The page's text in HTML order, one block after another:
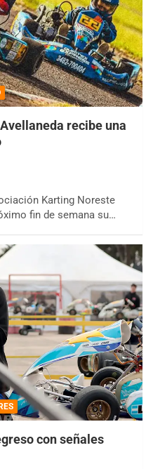
Avellaneda recibe una
Karting Noreste
fin de semana su…
con señales